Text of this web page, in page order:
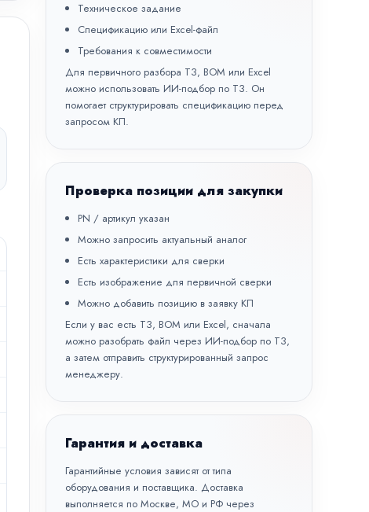
Техническое задание
Спецификацию или Excel-файл
Требования к совместимости
Для первичного разбора ТЗ, BOM или Excel
можно использовать ИИ-подбор по ТЗ. Он
помогает структурировать спецификацию перед
запросом КП.
Проверка позиции для закупки
PN / артикул указан
Можно запросить актуальный аналог
Есть характеристики для сверки
Есть изображение для первичной сверки
Можно добавить позицию в заявку КП
Если у вас есть ТЗ, BOM или Excel, сначала
можно разобрать файл через ИИ-подбор по ТЗ,
а затем отправить структурированный запрос
менеджеру.
Гарантия и доставка
Гарантийные условия зависят от типа
оборудования и поставщика. Доставка
выполняется по Москве, МО и РФ через